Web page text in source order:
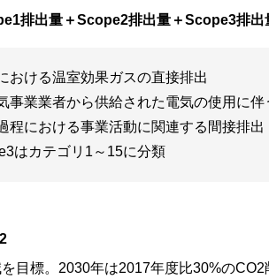
排出量＋Scope2排出量＋Scope3排出
おける温室効果ガスの直接排出
事業業者から供給された電気の使用に伴
程における事業活動に関連する間接排出
はカテゴリ1～15に分類
目標。2030年は2017年度比30%のCO2